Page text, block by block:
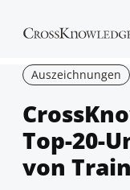
Auszeichnungen
Top-20-
von